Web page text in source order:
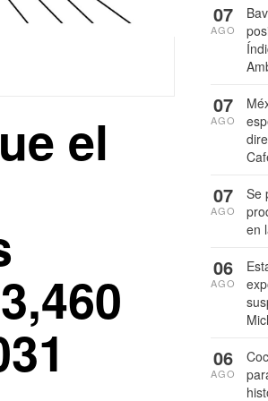
el
07
AGO
07
AGO
Se
en
07
AGO
06
AGO
06
AGO